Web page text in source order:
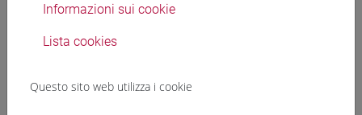
Il periodo classico: le guerre persiane; la
Pentekontaetia, impero ateniese e democrazia; la
Informazioni sui cookie
Lista cookies
Questo sito web utilizza i cookie